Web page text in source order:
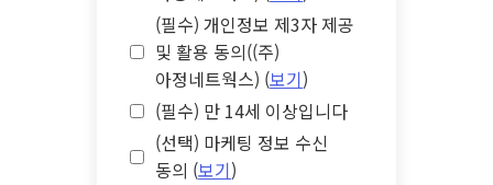
(필수) 개인정보 제3자 제공
및 활용 동의((주)
아정네트웍스) (보기)
(필수) 만 14세 이상입니다
(선택) 마케팅 정보 수신
동의 (보기)